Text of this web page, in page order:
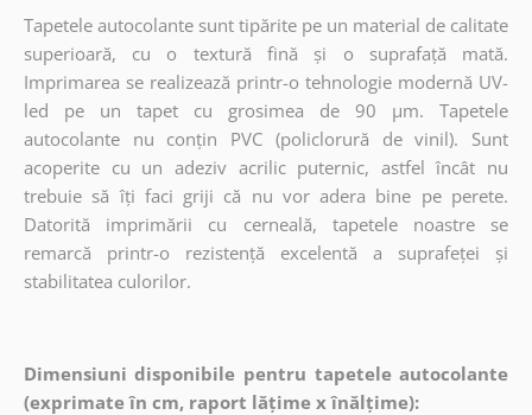
Tapetele autocolante sunt tipărite pe un material de calitate
superioară, cu o textură fină și o suprafață mată.
Imprimarea se realizează printr-o tehnologie modernă UV-
led pe un tapet cu grosimea de 90 µm. Tapetele
autocolante nu conțin PVC (policlorură de vinil). Sunt
acoperite cu un adeziv acrilic puternic, astfel încât nu
trebuie să îți faci griji că nu vor adera bine pe perete.
Datorită imprimării cu cerneală, tapetele noastre se
remarcă printr-o rezistență excelentă a suprafeței și
stabilitatea culorilor.
Dimensiuni disponibile pentru tapetele autocolante
(exprimate în cm, raport lățime x înălțime):